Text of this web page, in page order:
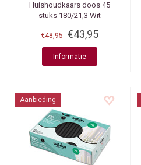
Huishoudkaars doos 45
stuks 180/21,3 Wit
€48,95 €43,95
Informatie
Aanbieding